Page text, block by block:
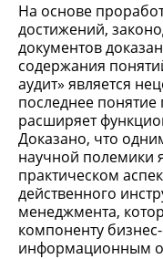
На основе
достижений,
документов
содержания
аудит» является
последнее
расширяет
Доказано, что
научной полемики
практическом
действенного
менеджмента,
компоненту
информационным